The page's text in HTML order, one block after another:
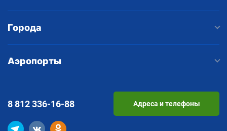
Города
Аэропорты
8 812336-16-88 Адреса и телефоны